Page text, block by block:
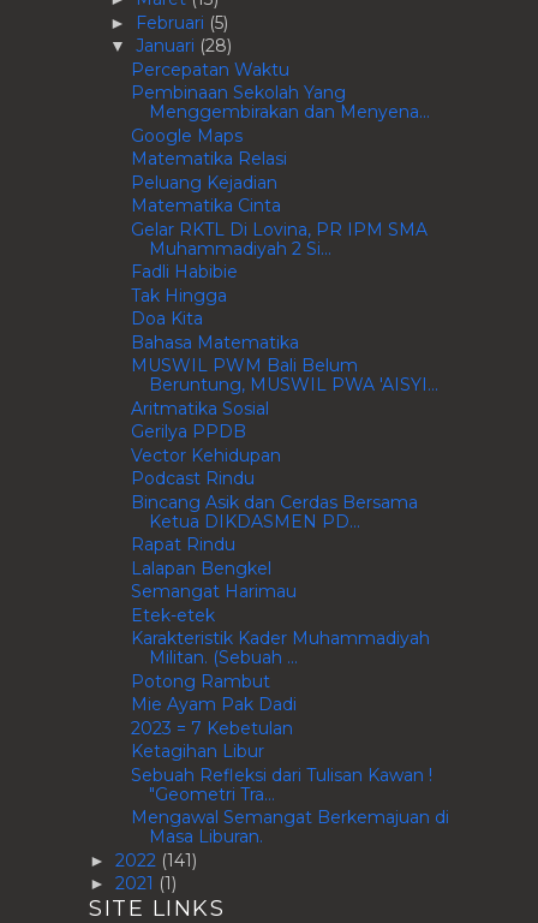
► Februari (5)
▼ Januari (28)
Percepatan Waktu
Pembinaan Sekolah Yang
Menggembirakan dan Menyena...
Google Maps
Matematika Relasi
Peluang Kejadian
Matematika Cinta
Gelar RKTL Di Lovina, PR IPM SMA
Muhammadiyah 2 Si...
Fadli Habibie
Tak Hingga
Doa Kita
Bahasa Matematika
MUSWIL PWM Bali Belum
Beruntung, MUSWIL PWA 'AISYI...
Aritmatika Sosial
Gerilya PPDB
Vector Kehidupan
Podcast Rindu
Bincang Asik dan Cerdas Bersama
Ketua DIKDASMEN PD...
Rapat Rindu
Lalapan Bengkel
Semangat Harimau
Etek-etek
Karakteristik Kader Muhammadiyah
Militan. (Sebuah ...
Potong Rambut
Mie Ayam Pak Dadi
2023 = 7 Kebetulan
Ketagihan Libur
Sebuah Refleksi dari Tulisan Kawan !
"Geometri Tra...
Mengawal Semangat Berkemajuan di
Masa Liburan.
► 2022 (141)
► 2021 (1)
SITE LINKS